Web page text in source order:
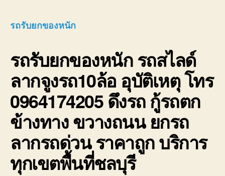
ติด
เครน
รถรับยกของหนัก
รถรับยกของหนักรถสไลด์
ลากจูงรถ10ล้อ อุบัติเหตุ โทร
0964174205 ดึงรถ กู้รถตก
ข้างทาง ขวางถนน ยกรถ
ลากรถด่วน ราคาถูก บริการ
ทุกเขตพื้นที่ชลบุรี